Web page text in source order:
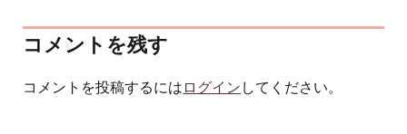
コメントを残す
コメントを投稿するには ログイン してください。